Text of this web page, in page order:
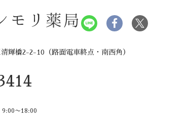
モリ薬局
輝橋2-2-10 （路面電車終点・南西角）
9:00〜18:00